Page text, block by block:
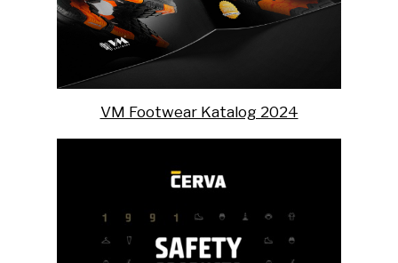
VM Footwear Katalog 2024